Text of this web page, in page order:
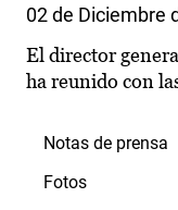
02 de Diciembre
El director
ha reunido con
Notas de prensa
Fotos